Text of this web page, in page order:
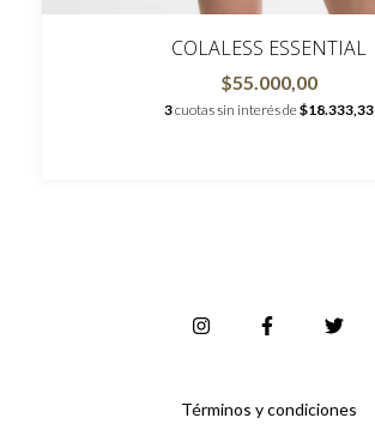
COLALESS ESSENTIAL
$55.000,00
3cuotas sin interés de$18.333,33
Términos y condiciones